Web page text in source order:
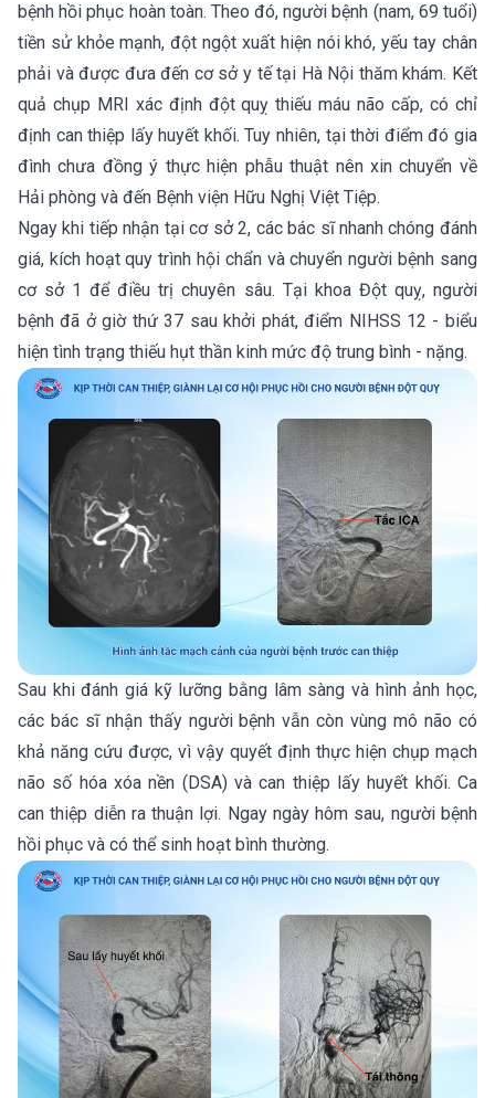
bệnh hồi phục hoàn toàn. Theo đó, người bệnh (nam, 69 tuổi)
tiền sử khỏe mạnh, đột ngột xuất hiện nói khó, yếu tay chân
phải và được đưa đến cơ sở y tế tại Hà Nội thăm khám. Kết
quả chụp MRI xác định đột quỵ thiếu máu não cấp, có chỉ
định can thiệp lấy huyết khối. Tuy nhiên, tại thời điểm đó gia
đình chưa đồng ý thực hiện phẫu thuật nên xin chuyển về
Hải phòng và đến Bệnh viện Hữu Nghị Việt Tiệp.
Ngay khi tiếp nhận tại cơ sở 2, các bác sĩ nhanh chóng đánh
giá, kích hoạt quy trình hội chẩn và chuyển người bệnh sang
cơ sở 1 để điều trị chuyên sâu. Tại khoa Đột quỵ, người
bệnh đã ở giờ thứ 37 sau khởi phát, điểm NIHSS 12 - biểu
hiện tình trạng thiếu hụt thần kinh mức độ trung bình - nặng.
Sau khi đánh giá kỹ lưỡng bằng lâm sàng và hình ảnh học,
các bác sĩ nhận thấy người bệnh vẫn còn vùng mô não có
khả năng cứu được, vì vậy quyết định thực hiện chụp mạch
não số hóa xóa nền (DSA) và can thiệp lấy huyết khối. Ca
can thiệp diễn ra thuận lợi. Ngay ngày hôm sau, người bệnh
hồi phục và có thể sinh hoạt bình thường.